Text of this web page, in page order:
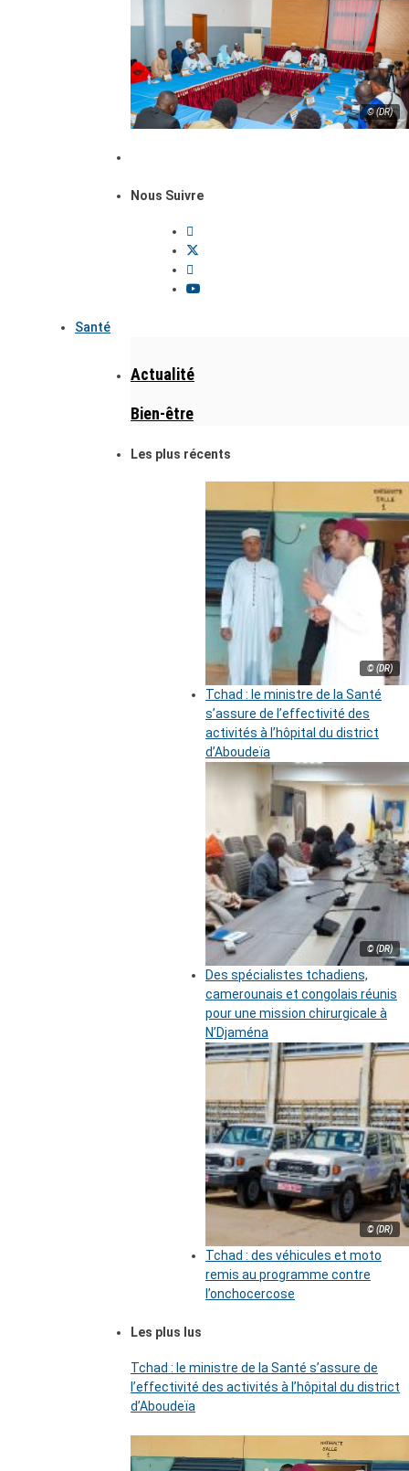
© (DR)
Nous Suivre
Santé
Actualité
Bien-être
Les plus récents
© (DR)
Tchad : le ministre de la Santé
s’assure de l’effectivité des
activités à l’hôpital du district
d’Aboudeïa
© (DR)
Des spécialistes tchadiens,
camerounais et congolais réunis
pour une mission chirurgicale à
N’Djaména
© (DR)
Tchad : des véhicules et moto
remis au programme contre
l’onchocercose
Les plus lus
Tchad : le ministre de la Santé s’assure de
l’effectivité des activités à l’hôpital du district
d’Aboudeïa